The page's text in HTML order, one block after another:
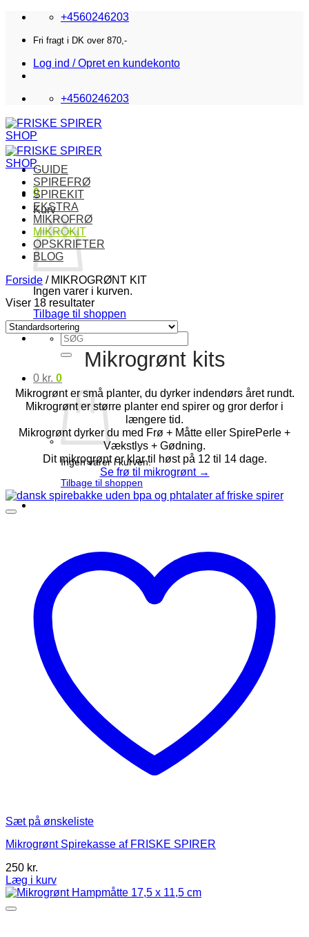
Fortsæt
indhold
+4560246203
Fri fragt i DK over 870,-
Log ind / Opret en kundekonto
+4560246203
0
Kurv
Ingen varer i kurven.
Tilbage til shoppen
Søg
efter:
0 kr. 0
Ingen varer i kurven.
Tilbage til shoppen
GUIDE
SPIREFRØ
SPIREKIT
EKSTRA
MIKROFRØ
MIKROKIT
OPSKRIFTER
BLOG
Forside /MIKROGRØNT KIT
Viser 18 resultater
Mikrogrønt kits
Mikrogrønt er små planter, du dyrker indendørs året rundt.
Mikrogrønt er større planter end spirer og gror derfor i
længere tid.
Mikrogrønt dyrker du med Frø + Måtte eller SpirePerle +
Vækstlys + Gødning.
Dit mikrogrønt er klar til høst på 12 til 14 dage.
Se frø til mikrogrønt →
Sæt på ønskeliste
Mikrogrønt Spirekasse af FRISKE SPIRER
250 kr.
Læg i kurv